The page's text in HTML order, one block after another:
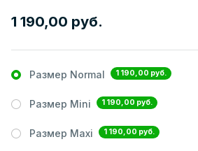
1 190,00 руб.
Размер Normal 1 190,00 руб.
Размер Mini 1 190,00 руб.
Размер Maxi 1 190,00 руб.